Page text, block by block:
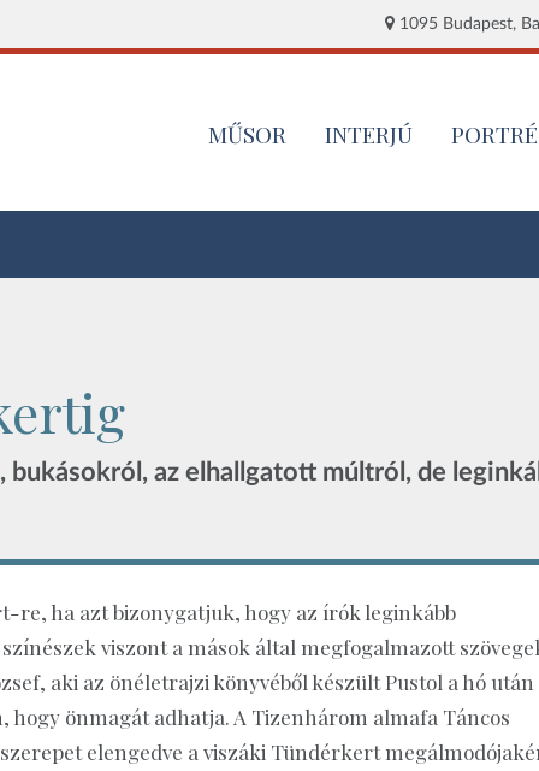
1095 Budapest,
MŰSOR INTERJÚ PORTRÉ
az elhallgatott múltról, de
re, ha azt bizonygatjuk, hogy az írók leginkább
viszont a mások által megfogalmazott
aki az önéletrajzi könyvéből készült Pustol a hó után
önmagát adhatja. A Tizenhárom almafa Táncos
elengedve a viszáki Tündérkert